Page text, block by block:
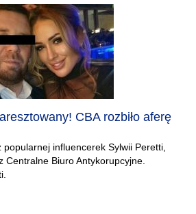
CBA rozbiło aferę
influencerek Sylwii Peretti,
Centralne Biuro Antykorupcyjne.